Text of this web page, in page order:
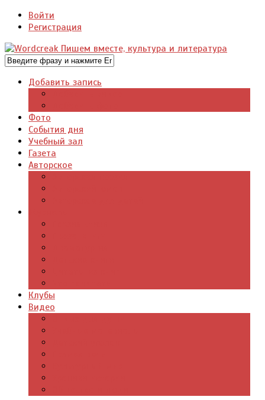
Войти
Регистрация
Добавить запись
Фото
События дня
Учебный зал
Газета
Авторское
Клубы
Видео